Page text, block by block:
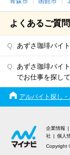
よくあるご質問
あずさ珈琲バイ
あずさ珈琲バイ
でお仕事を探し
アルバイト探し
企業情報
社
個人
Copyright